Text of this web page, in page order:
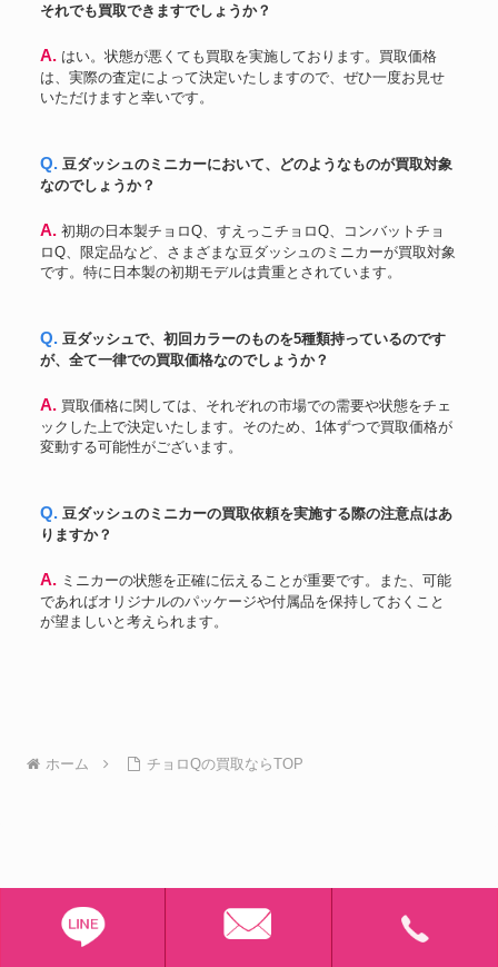
それでも買取できますでしょうか？
A. はい。状態が悪くても買取を実施しております。買取価格
は、実際の査定によって決定いたしますので、ぜひ一度お見せ
いただけますと幸いです。
Q. 豆ダッシュのミニカーにおいて、どのようなものが買取対象
なのでしょうか？
A. 初期の日本製チョロQ、すえっこチョロQ、コンバットチョ
ロQ、限定品など、さまざまな豆ダッシュのミニカーが買取対象
です。特に日本製の初期モデルは貴重とされています。
Q. 豆ダッシュで、初回カラーのものを5種類持っているのです
が、全て一律での買取価格なのでしょうか？
A. 買取価格に関しては、それぞれの市場での需要や状態をチェ
ックした上で決定いたします。そのため、1体ずつで買取価格が
変動する可能性がございます。
Q. 豆ダッシュのミニカーの買取依頼を実施する際の注意点はあ
りますか？
A. ミニカーの状態を正確に伝えることが重要です。また、可能
であればオリジナルのパッケージや付属品を保持しておくこと
が望ましいと考えられます。
ホーム チョロQの買取ならTOP
TOPミニカー買取部
© 2024 TOPミニカー買取部.